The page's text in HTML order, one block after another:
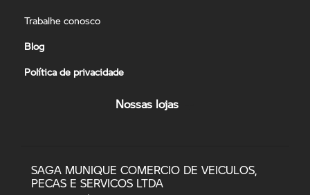
Trabalhe conosco
Blog
Política de privacidade
Nossas lojas
SAGA MUNIQUE COMERCIO DE VEICULOS,
PECAS E SERVICOS LTDA